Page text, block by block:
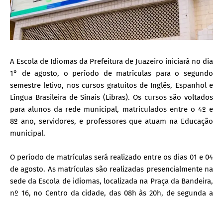
A Escola de Idiomas da Prefeitura de Juazeiro iniciará no dia
1° de agosto, o período de matrículas para o segundo
semestre letivo, nos cursos gratuitos de Inglês, Espanhol e
Língua Brasileira de Sinais (Libras). Os cursos são voltados
para alunos da rede municipal, matriculados entre o 4º e
8º ano, servidores, e professores que atuam na Educação
municipal.
O período de matrículas será realizado entre os dias 01 e 04
de agosto. As matrículas são realizadas presencialmente na
sede da Escola de idiomas, localizada na Praça da Bandeira,
nº 16, no Centro da cidade, das 08h às 20h, de segunda a